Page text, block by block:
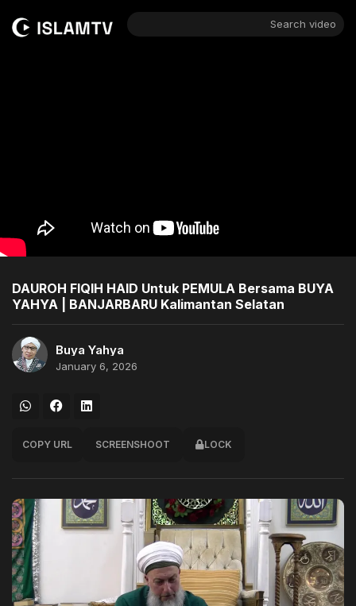
Search video
DAUROH FIQIH HAID Untuk PEMULA Bersama BUYA
YAHYA | BANJARBARU Kalimantan Selatan
Buya Yahya
January 6, 2026
COPY URL SCREENSHOOT LOCK